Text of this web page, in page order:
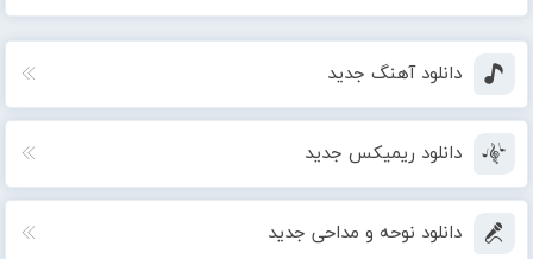
دانلود آهنگ جدید
دانلود ریمیکس جدید
دانلود نوحه و مداحی جدید